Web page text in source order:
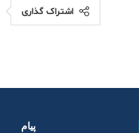
اشتراک گذاری
پیام